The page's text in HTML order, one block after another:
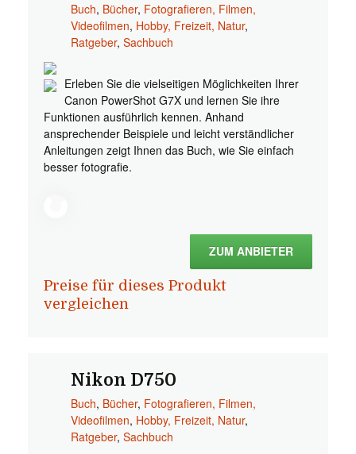
Buch, Bücher, Fotografieren, Filmen,
Videofilmen, Hobby, Freizeit, Natur,
Ratgeber, Sachbuch
Erleben Sie die vielseitigen Möglichkeiten Ihrer
Canon PowerShot G7X und lernen Sie ihre
Funktionen ausführlich kennen. Anhand
ansprechender Beispiele und leicht verständlicher
Anleitungen zeigt Ihnen das Buch, wie Sie einfach
besser fotografie.
ZUM ANBIETER
Preise für dieses Produkt
vergleichen
Nikon D750
Buch, Bücher, Fotografieren, Filmen,
Videofilmen, Hobby, Freizeit, Natur,
Ratgeber, Sachbuch